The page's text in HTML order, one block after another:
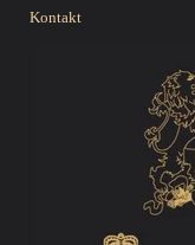
Kontakt